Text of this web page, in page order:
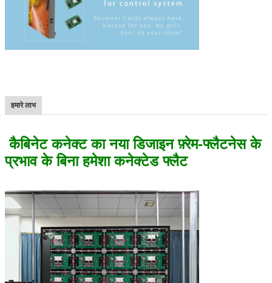
हमारे लाभ
कैबिनेट कनेक्ट का नया डिजाइन फ़्रेम-फ्लैटनेस के
प्रभाव के बिना हमेशा कनेक्टेड फ्लैट